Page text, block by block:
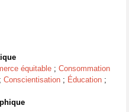
équitable ; Consommation
; Conscientisation ; Éducation ;